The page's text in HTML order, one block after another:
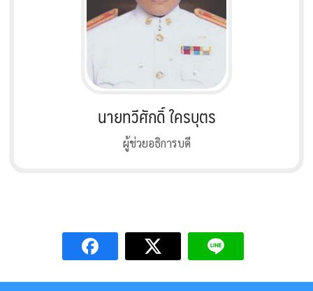
นายทวีศักดิ์ ใครบุตร
ผู้ช่วยอธิการบดี